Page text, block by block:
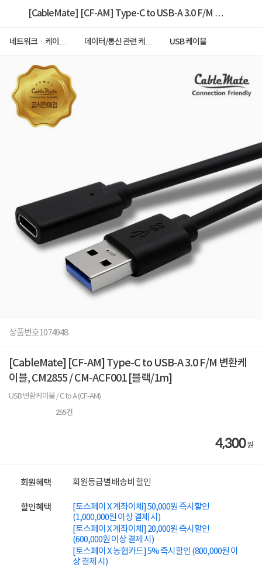
[CableMate] [CF-AM] Type-C to USB-A 3.0 F/M 변
네트워크ㆍ케이블
데이터/통신 관련 케이
USB 케이블
상품번호1074948
[CableMate] [CF-AM] Type-C to USB-A 3.0 F/M 변환케
이블, CM2855 / CM-ACF001 [블랙/1m]
USB 변환케이블 / C to A (CF-AM)
255건
4,300원
회원혜택 회원등급별 배송비 할인
할인혜택
[토스페이 X 계좌이체] 50,000원 즉시할인
(1,000,000원 이상 결제 시)
[토스페이 X 계좌이체] 20,000원 즉시할인
(600,000원 이상 결제 시)
[토스페이 X 농협카드] 5% 즉시할인 (800,000원 이
상 결제 시)